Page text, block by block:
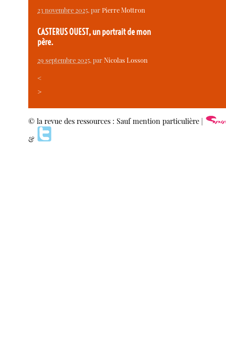
23 novembre 2025, parPierre Mottron
CASTERUS OUEST, un portrait de mon
père.
29 septembre 2025, parNicolas Losson
<
>
© la revue des ressources : Sauf mention particulière |
&